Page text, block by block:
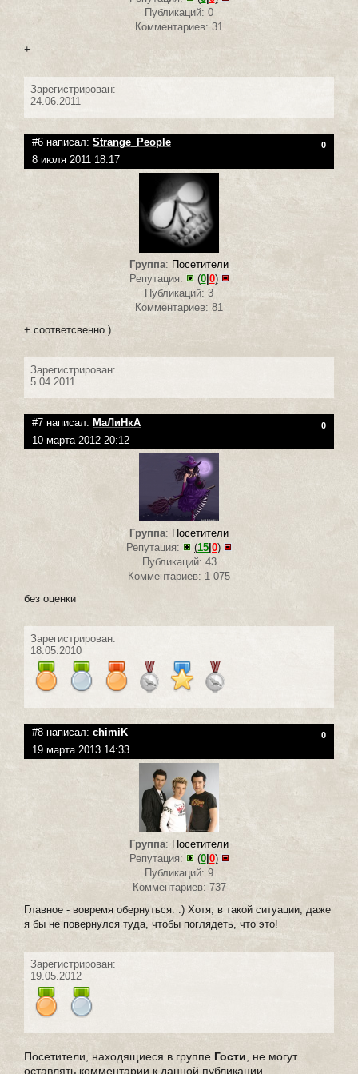
Публикаций: 0
Комментариев: 31
+
Зарегистрирован:
24.06.2011
#6 написал: Strange_People 0
8 июля 2011 18:17
Группа: Посетители
Репутация:
(0| 0)
Публикаций: 3
Комментариев: 81
+ соответсвенно )
Зарегистрирован:
5.04.2011
#7 написал: МаЛиНкА 0
10 марта 2012 20:12
Группа: Посетители
Репутация:
(15 0)
Публикаций: 43
Комментариев: 1 075
без оценки
Зарегистрирован:
18.05.2010
#8 написал: chimiK 0
19 марта 2013 14:33
Группа: Посетители
Репутация:
(0| 0)
Публикаций: 9
Комментариев: 737
Главное - вовремя обернуться. :) Хотя, в такой ситуации, даже
я бы не повернулся туда, чтобы поглядеть, что это!
Зарегистрирован:
19.05.2012
Посетители, находящиеся в группе Гости, не могут
оставлять комментарии к данной публикации.